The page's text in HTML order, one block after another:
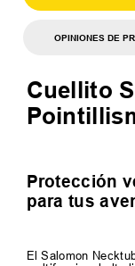
OPINIONES DE
Cuellito
Protección
para tus
El Salomon